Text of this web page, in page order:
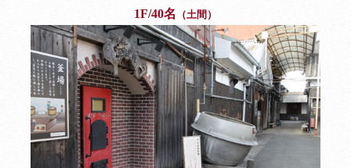
1F/40名 （土間）